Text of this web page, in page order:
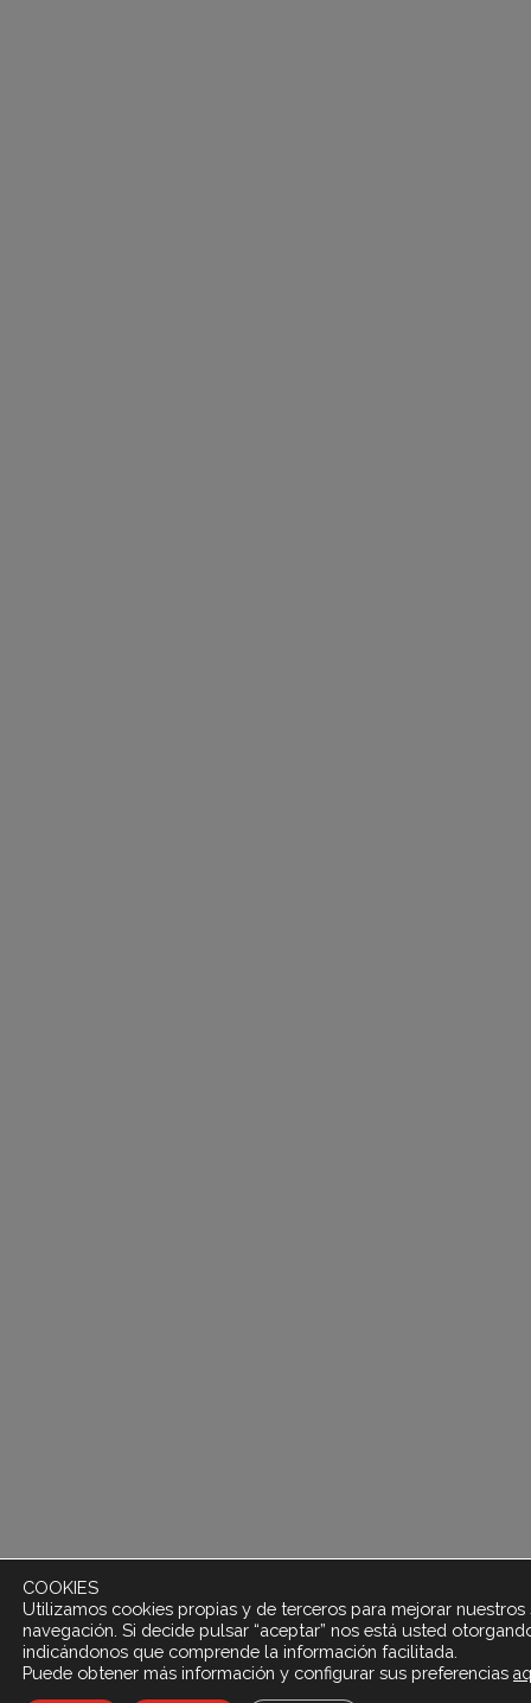
COOKIES
Utilizamos cookies propias y de terceros para mejorar
navegación. Si decide pulsar “aceptar” nos está usted
indicándonos que comprende la información facilitada.
Puede obtener más información y configurar sus preferencias